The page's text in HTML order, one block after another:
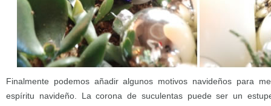
Finalmente podemos añadir algunos motivos navideños para
espíritu navideño. La corona de suculentas puede ser un